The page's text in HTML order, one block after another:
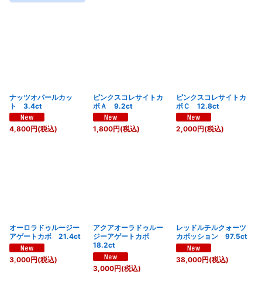
ナッツオパールカッ
ト 3.4ct
4,800円(税込)
ピンクスコレサイトカ
ボＡ 9.2ct
1,800円(税込)
ピンクスコレサイトカ
ボＣ 12.8ct
2,000円(税込)
オーロラドゥルージー
アゲートカボ 21.4ct
3,000円(税込)
アクアオーラドゥルー
ジーアゲートカボ
18.2ct
3,000円(税込)
レッドルチルクォーツ
カボッション 97.5ct
38,000円(税込)